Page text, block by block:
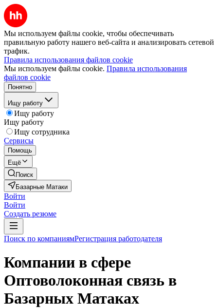
Мы используем файлы cookie, чтобы обеспечивать
правильную работу нашего веб-сайта и анализировать сетевой
трафик.
Правила использования файлов cookie
Мы используем файлы cookie. Правила использования
файлов cookie
Понятно
Ищу работу
Ищу работу
Ищу работу
Ищу сотрудника
Сервисы
Помощь
Ещё
Поиск
Базарные Матаки
Войти
Войти
Создать резюме
Поиск по компаниямРегистрация работодателя
Компании в сфере
Оптоволоконная связь в
Базарных Матаках